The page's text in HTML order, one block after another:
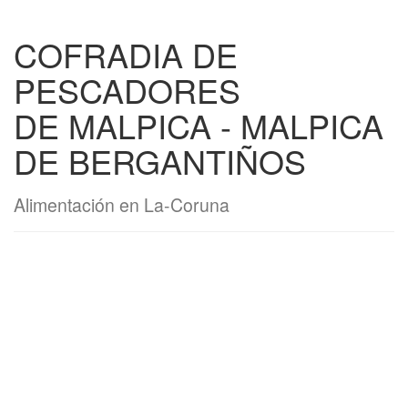
COFRADIA DE
PESCADORES
DE MALPICA - MALPICA
DE BERGANTIÑOS
Alimentación en La-Coruna